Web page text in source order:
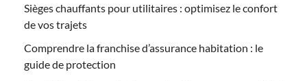
Sièges chauffants pour utilitaires : optimisez le confort
de vos trajets
Comprendre la franchise d’assurance habitation : le
guide de protection